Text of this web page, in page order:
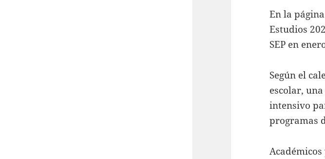
En la
Estudios
SEP en
Según el
escolar,
intensivo
programas